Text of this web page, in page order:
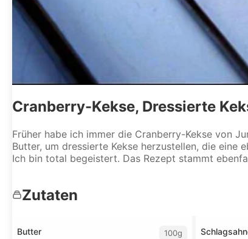
Cranberry-Kekse, Dressierte
Früher habe ich immer die Cranberry-Kekse von
Butter, um dressierte Kekse herzustellen, die eine
Ich bin total begeistert. Das Rezept stammt
Zutaten
Butter 100g